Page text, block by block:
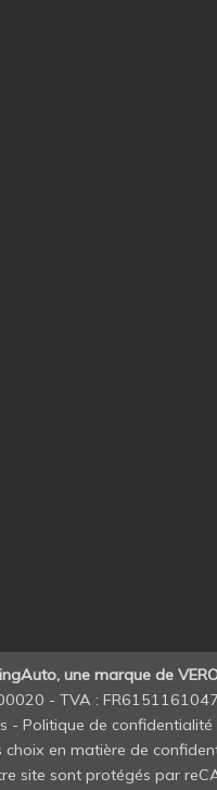
une marque de
- TVA :
- Politique de confidentialité
choix en matière de
site sont protégés par